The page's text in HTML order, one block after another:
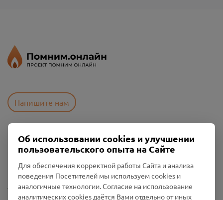
Напишите нам
Пользовательское соглашение
Политика конфиденциальности
Промо-материалы
Настройки cookies
Об использовании cookies и улучшении
пользовательского опыта на Сайте
Для обеспечения корректной работы Сайта и анализа
поведения Посетителей мы используем cookies и
аналогичные технологии. Согласие на использование
аналитических cookies даётся Вами отдельно от иных